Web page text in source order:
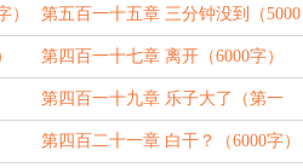
） 第五百一十五章 三分钟没到（5000
字）
第四百一十七章 离开（6000字）
第四百一十九章 乐子大了（第一
更）
第四百二十一章 白干？（6000字）